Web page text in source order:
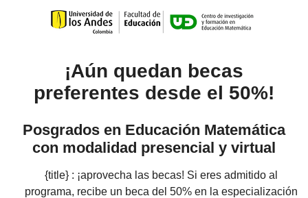
¡Aún quedan becas
preferentes desde el 50%!
Posgrados en Educación Matemática
con modalidad presencial y virtual
{title} : ¡aprovecha las becas! Si eres admitido al
programa, recibe un beca del 50% en la especialización